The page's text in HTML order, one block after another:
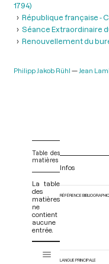
1794)
République française -
Séance Extraordinaire
Renouvellement du
Philipp Jakob Rühl Jean
Table des
matières
La table
des
matières
ne
contient
aucune
entrée.
Infos
RÉFÉRENCE
LANGUE PRINCIPALE